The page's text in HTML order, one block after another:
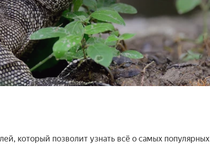
который позволит узнать всё о самых популярных